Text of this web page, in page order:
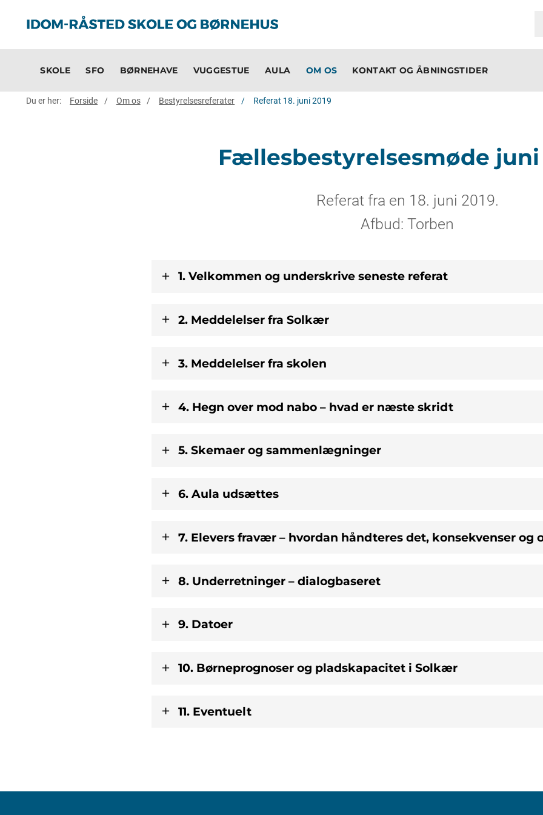
SKOLE SFO BØRNEHAVE VUGGESTUE AULA OM OS KONTAKT OG ÅBNINGSTIDER
Du er her: Forside Om os Bestyrelsesreferater Referat 18. juni 2019
Fællesbestyrelsesmøde juni
Referat fra en 18. juni 2019.
Afbud: Torben
1. Velkommen og underskrive seneste referat
2. Meddelelser fra Solkær
3. Meddelelser fra skolen
4. Hegn over mod nabo – hvad er næste skridt
5. Skemaer og sammenlægninger
6. Aula udsættes
7. Elevers fravær – hvordan håndteres det, konsekvenser og
8. Underretninger – dialogbaseret
9. Datoer
10. Børneprognoser og pladskapacitet i Solkær
11. Eventuelt